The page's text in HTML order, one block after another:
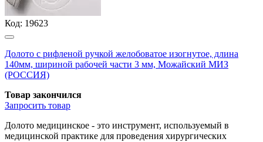
Код: 19623
Долото с рифленой ручкой желобоватое изогнутое, длина
140мм, шириной рабочей части 3 мм, Можайский МИЗ
(РОССИЯ)
Товар закончился
Запросить товар
Долото медицинское - это инструмент, используемый в
медицинской практике для проведения хирургических